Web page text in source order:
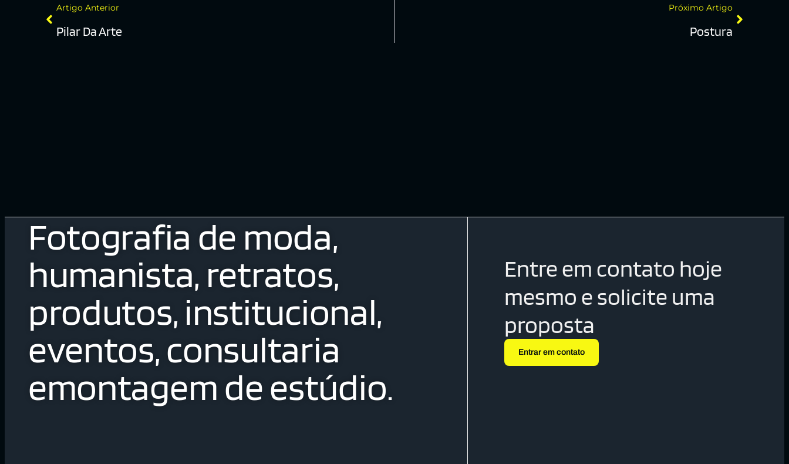
Artigo Anterior
Pilar Da Arte
Próximo Artigo
Postura
Fotografia de moda,
humanista, retratos,
produtos, institucional,
eventos, consultaria
emontagem de estúdio.
Entre em contato hoje
mesmo e solicite uma
proposta
Entrar em contato